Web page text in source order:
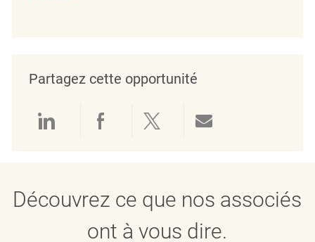
Partagez cette opportunité
Partager via LinkedIn
Partager via Facebook
Partager via twitter
Découvrez ce que nos associés
ont à vous dire.